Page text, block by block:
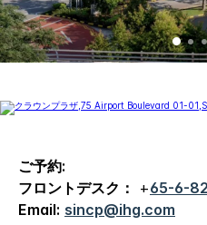
ご予約:
フロントデスク：
+65-6-
Email: sincp@ihg.com